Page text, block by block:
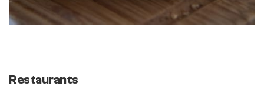
Restaurants